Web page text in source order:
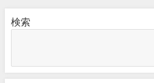
検索